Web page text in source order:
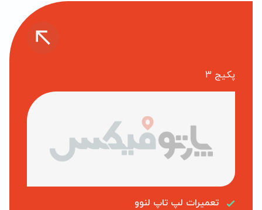
پکیج 3
تعمیرات لپ تاپ لنوو